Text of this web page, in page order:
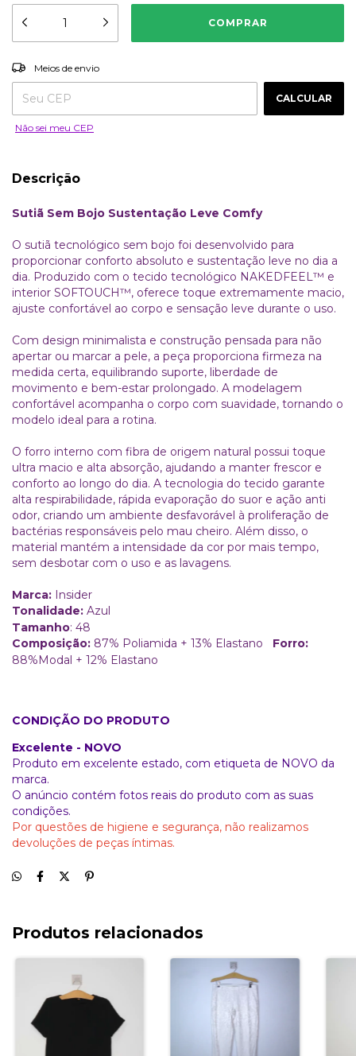
Entregas para o CEP:
Meios de envio
CALCULAR
Não sei meu CEP
Descrição
Sutiã Sem Bojo Sustentação Leve Comfy
O sutiã tecnológico sem bojo foi desenvolvido para
proporcionar conforto absoluto e sustentação leve no dia a
dia. Produzido com o tecido tecnológico NAKEDFEEL™️ e
interior SOFTOUCH™️, oferece toque extremamente macio,
ajuste confortável ao corpo e sensação leve durante o uso.
Com design minimalista e construção pensada para não
apertar ou marcar a pele, a peça proporciona firmeza na
medida certa, equilibrando suporte, liberdade de
movimento e bem-estar prolongado. A modelagem
confortável acompanha o corpo com suavidade, tornando o
modelo ideal para a rotina.
O forro interno com fibra de origem natural possui toque
ultra macio e alta absorção, ajudando a manter frescor e
conforto ao longo do dia. A tecnologia do tecido garante
alta respirabilidade, rápida evaporação do suor e ação anti
odor, criando um ambiente desfavorável à proliferação de
bactérias responsáveis pelo mau cheiro. Além disso, o
material mantém a intensidade da cor por mais tempo,
sem desbotar com o uso e as lavagens.
Marca: Insider
Tonalidade: Azul
Tamanho: 48
Composição: 87% Poliamida + 13% Elastano Forro:
88%Modal + 12% Elastano
CONDIÇÃO DO PRODUTO
Excelente - NOVO
Produto em excelente estado, com etiqueta de NOVO da
marca.
O anúncio contém fotos reais do produto com as suas
condições.
Por questões de higiene e segurança, não realizamos
devoluções de peças íntimas.
Produtos relacionados